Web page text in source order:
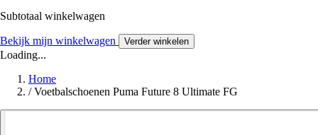
Subtotaal winkelwagen
Bekijk mijn winkelwagen Verder winkelen
Loading...
Home
/ Voetbalschoenen Puma Future 8 Ultimate FG